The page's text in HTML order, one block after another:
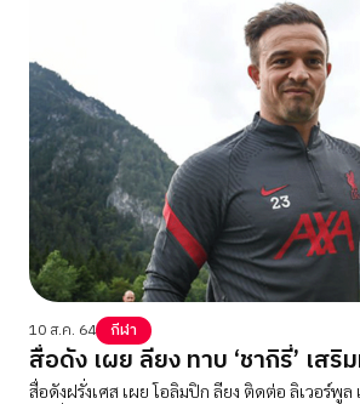
10 ส.ค. 64 กีฬา
สื่อดัง เผย ลียง ทาบ ‘ชากิรี่’ เสริ
สื่อดังฝรั่งเศส เผย โอลิมปิก ลียง ติดต่อ ลิเวอร์พูล